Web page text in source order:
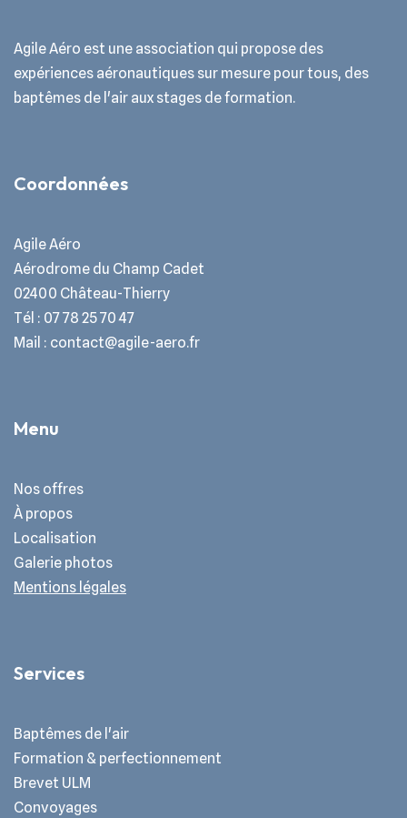
Agile Aéro est une association qui propose des
expériences aéronautiques sur mesure pour tous, des
baptêmes de l'air aux stages de formation.
Coordonnées
Agile Aéro
Aérodrome du Champ Cadet
02400 Château-Thierry
Tél : 07 78 25 70 47
Mail : contact@agile-aero.fr
Menu
Nos offres
À propos
Localisation
Galerie photos
Mentions légales
Services
Baptêmes de l'air
Formation & perfectionnement
Brevet ULM
Convoyages